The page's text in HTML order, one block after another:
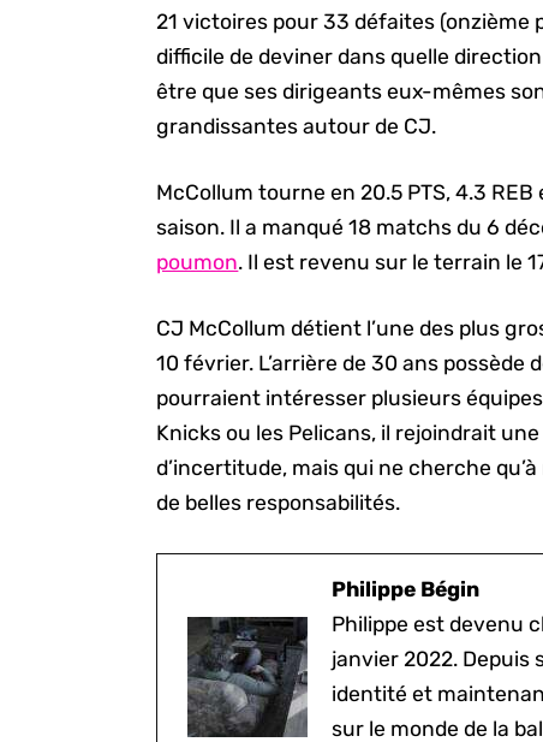
21 victoires pour 33 défaites (onzième
difficile de deviner dans quelle
être que ses dirigeants eux-mêmes
grandissantes autour de CJ.
McCollum tourne en 20.5 PTS, 4.3
saison. Il a manqué 18 matchs du 6
poumon. Il est revenu sur le terrain le
CJ McCollum détient l’une des plus
10 février. L’arrière de 30 ans
pourraient intéresser plusieurs
Knicks ou les Pelicans, il rejoindrait
d’incertitude, mais qui ne cherche
de belles responsabilités.
Philippe Bégin
Philippe est devenu
janvier 2022. Depuis
identité et
sur le monde de la